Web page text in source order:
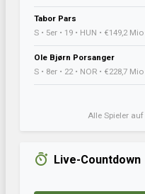
Tabor Pars
S • 5er • 19 • HUN • €149,2 Mio
Ole Bjørn Porsanger
S • 8er • 22 • NOR • €228,7 Mio
Alle Spieler
Live-Countdown